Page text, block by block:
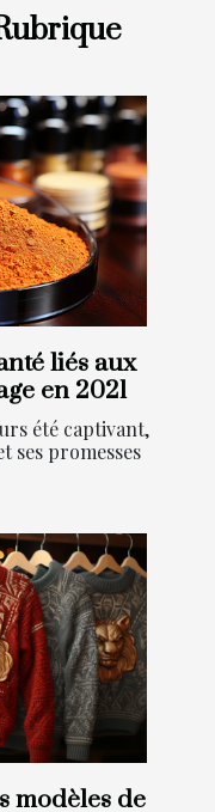
liés aux
en 2021
été captivant,
ses promesses
modèles de